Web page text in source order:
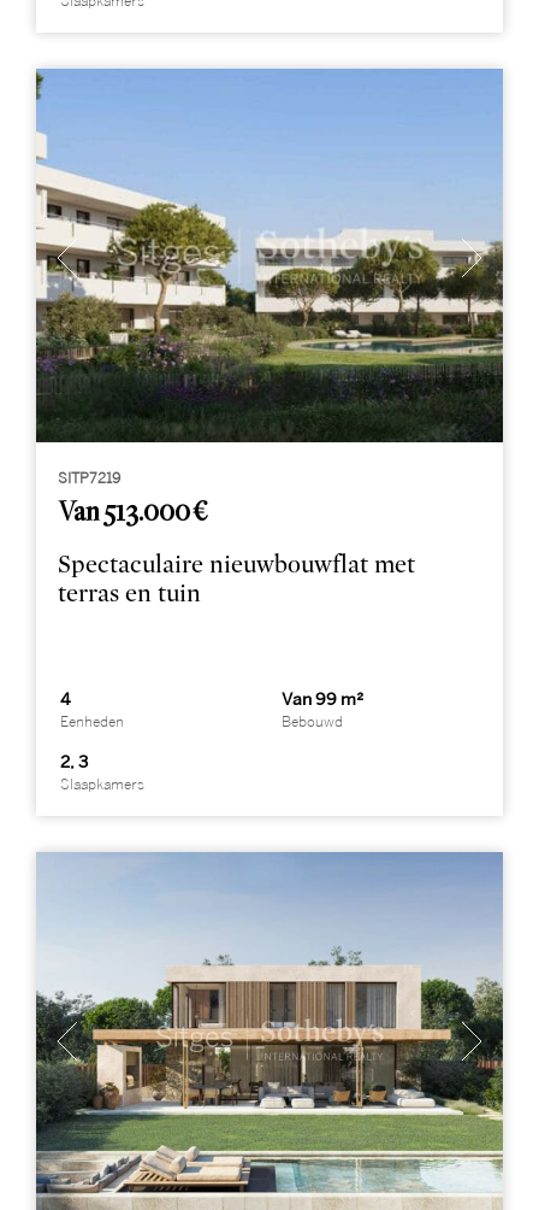
SITP7219
Van 513.000 €
Spectaculaire nieuwbouwflat met
terras en tuin
4
Eenheden
Van 99 m²
Bebouwd
2, 3
Slaapkamers